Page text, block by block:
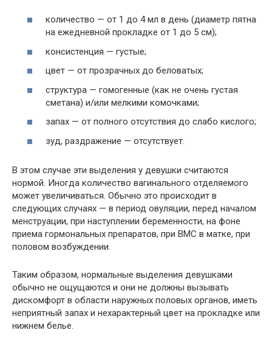
количество — от 1 до 4 мл в день (диаметр пятна
на ежедневной прокладке от 1 до 5 см);
консистенция — густые;
цвет — от прозрачных до беловатых;
структура — гомогенные (как не очень густая
сметана) и/или мелкими комочками;
запах — от полного отсутствия до слабо кислого;
зуд, раздражение — отсутствует.
В этом случае эти выделения у девушки считаются
нормой. Иногда количество вагинального отделяемого
может увеличиваться. Обычно это происходит в
следующих случаях — в период овуляции, перед началом
менструации, при наступлении беременности, на фоне
приема гормональных препаратов, при ВМС в матке, при
половом возбуждении.
Таким образом, нормальные выделения девушками
обычно не ощущаются и они не должны вызывать
дискомфорт в области наружных половых органов, иметь
неприятный запах и нехарактерный цвет на прокладке или
нижнем белье.